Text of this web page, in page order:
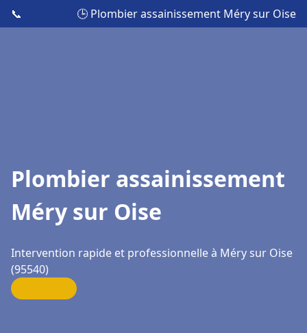
📞 🕒 Plombier assainissement Méry sur Oise
Plombier assainissement
Méry sur Oise
Intervention rapide et professionnelle à Méry sur Oise
(95540)